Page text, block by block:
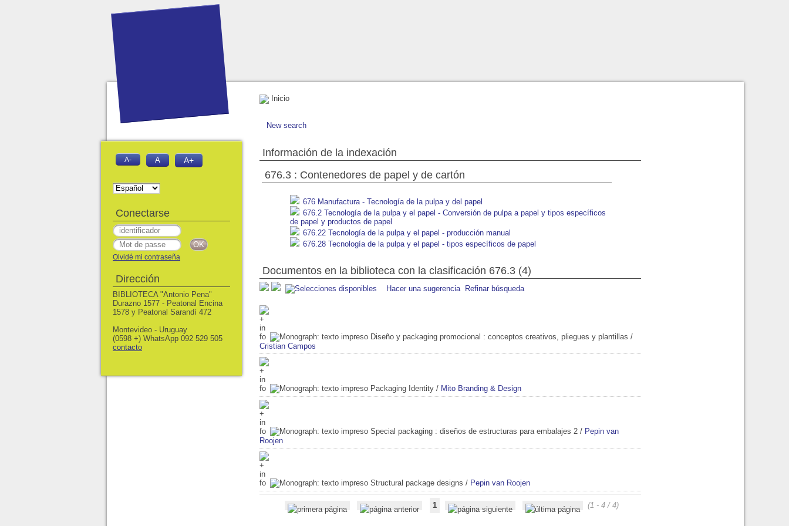
Inicio
New search
Información de la indexación
676.3 : Contenedores de papel y de cartón
676 Manufactura - Tecnología de la pulpa y del papel
676.2 Tecnología de la pulpa y el papel - Conversión de pulpa a papel y tipos específicos
de papel y productos de papel
676.22 Tecnología de la pulpa y el papel - producción manual
676.28 Tecnología de la pulpa y el papel - tipos específicos de papel
Documentos en la biblioteca con la clasificación 676.3 (4)
Hacer una sugerencia Refinar búsqueda
Diseño y packaging promocional : conceptos creativos, pliegues y plantillas /
Cristian Campos
Packaging Identity / Mito Branding & Design
Special packaging : diseños de estructuras para embalajes 2 / Pepin van
Roojen
Structural package designs / Pepin van Roojen
1 (1 - 4 / 4)
A- A A+
Conectarse
Olvidé mi contraseña
Dirección
BIBLIOTECA "Antonio Pena"
Durazno 1577 - Peatonal Encina
1578 y Peatonal Sarandí 472
Montevideo - Uruguay
(0598 +) WhatsApp 092 529 505
contacto